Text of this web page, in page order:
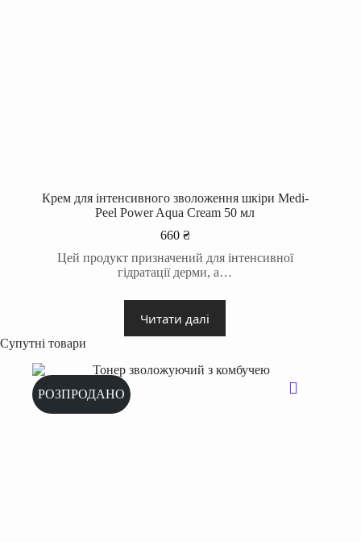
Крем для інтенсивного зволоження шкіри Medi-
Peel Power Aqua Cream 50 мл
660 ₴
Цей продукт призначений для інтенсивної
гідратації дерми, а…
Читати далі
Супутні товари
РОЗПРОДАНО